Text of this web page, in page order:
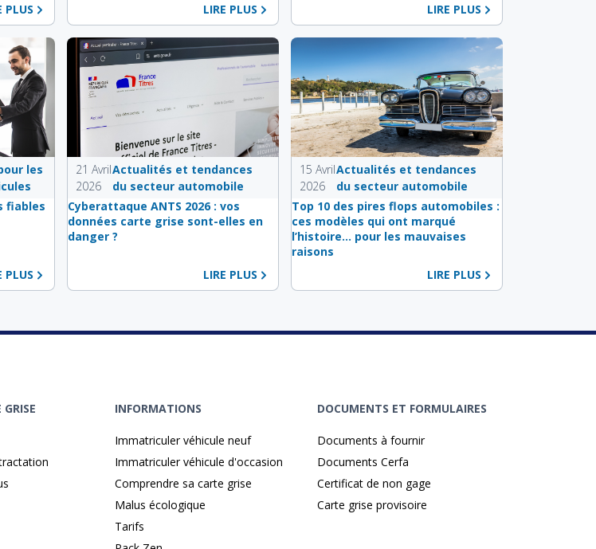
PLUS
LIRE PLUS LIRE PLUS
les
fiables
PLUS
21 Avril
2026
Actualités et tendances
du secteur automobile
Cyberattaque ANTS 2026 : vos
données carte grise sont-elles en
danger ?
LIRE PLUS
15 Avril
2026
Actualités et tendances
du secteur automobile
Top 10 des pires flops automobiles :
ces modèles qui ont marqué
l’histoire… pour les mauvaises
raisons
LIRE PLUS
INFORMATIONS
Immatriculer véhicule neuf
Immatriculer véhicule d'occasion
Comprendre sa carte grise
Malus écologique
Tarifs
DOCUMENTS ET FORMULAIRES
Documents à fournir
Documents Cerfa
Certificat de non gage
Carte grise provisoire